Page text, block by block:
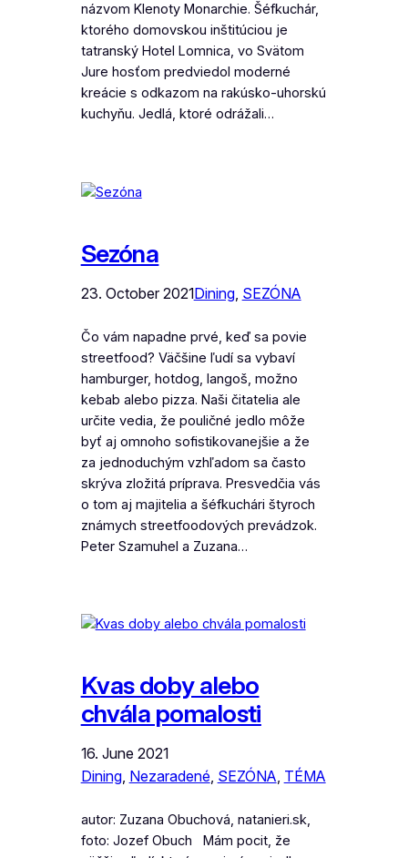
názvom Klenoty Monarchie. Šéfkuchár,
ktorého domovskou inštitúciou je
tatranský Hotel Lomnica, vo Svätom
Jure hosťom predviedol moderné
kreácie s odkazom na rakúsko-uhorskú
kuchyňu. Jedlá, ktoré odrážali…
Sezóna
23. October 2021Dining, SEZÓNA
Čo vám napadne prvé, keď sa povie
streetfood? Väčšine ľudí sa vybaví
hamburger, hotdog, langoš, možno
kebab alebo pizza. Naši čitatelia ale
určite vedia, že pouličné jedlo môže
byť aj omnoho sofistikovanejšie a že
za jednoduchým vzhľadom sa často
skrýva zložitá príprava. Presvedčia vás
o tom aj majitelia a šéfkuchári štyroch
známych streetfoodových prevádzok.
Peter Szamuhel a Zuzana…
Kvas doby alebo
chvála pomalosti
16. June 2021
Dining, Nezaradené, SEZÓNA, TÉMA
autor: Zuzana Obuchová, natanieri.sk,
foto: Jozef Obuch Mám pocit, že